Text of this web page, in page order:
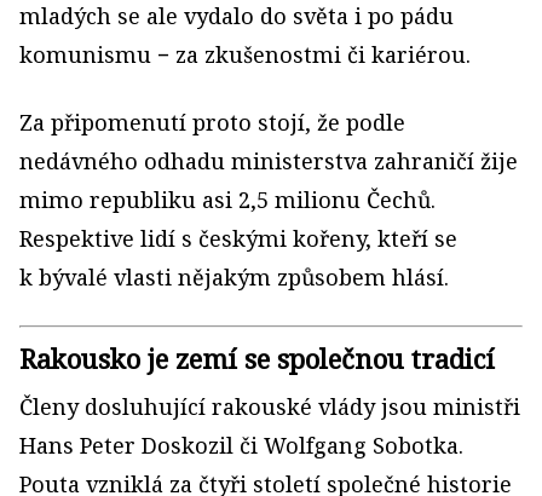
mladých se ale vydalo do světa i po pádu
komunismu − za zkušenostmi či kariérou.
Za připomenutí proto stojí, že podle
nedávného odhadu ministerstva zahraničí žije
mimo republiku asi 2,5 milionu Čechů.
Respektive lidí s českými kořeny, kteří se
k bývalé vlasti nějakým způsobem hlásí.
Rakousko je zemí se společnou tradicí
Členy dosluhující rakouské vlády jsou ministři
Hans Peter Doskozil či Wolfgang Sobotka.
Pouta vzniklá za čtyři století společné historie